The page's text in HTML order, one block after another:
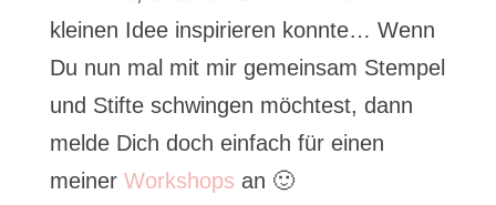
kleinen Idee inspirieren konnte… Wenn
Du nun mal mit mir gemeinsam Stempel
und Stifte schwingen möchtest, dann
melde Dich doch einfach für einen
meiner Workshops an 🙂